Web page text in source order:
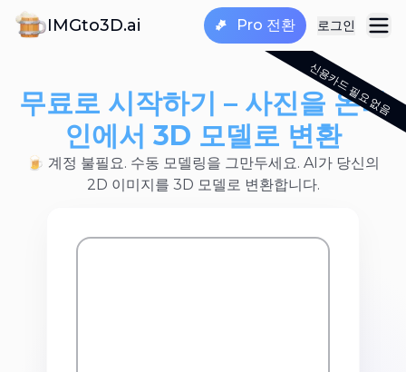
IMGto3D.ai Pro 전환 로그인
무료로 시작하기 – 사진을 온라
인에서 3D 모델로 변환
🍺 계정 불필요. 수동 모델링을 그만두세요. AI가 당신의
2D 이미지를 3D 모델로 변환합니다.
신용카드 필요 없음